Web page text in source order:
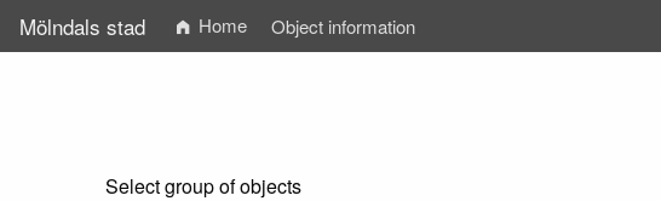
Mölndals stad Home Object information
Select group of objects